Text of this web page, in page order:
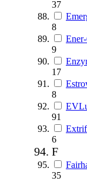
37
8
9
17
8
91
6
F
35